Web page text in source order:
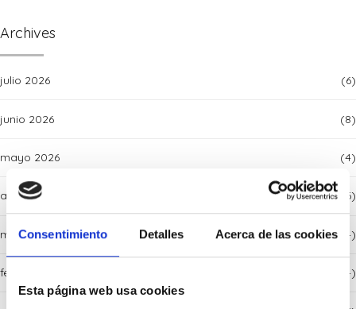
Consentimiento Detalles Acerca de las cookies
Esta página web usa cookies
Archives
julio 2026 (6)
junio 2026 (8)
mayo 2026 (4)
abril 2026 (6)
marzo 2026 (4)
febrero 2026 (4)